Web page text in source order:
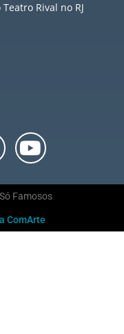
Rival no RJ
Famosos
ComArte